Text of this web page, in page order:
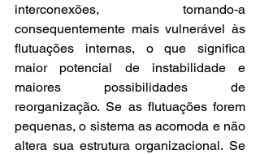
interconexões, tornando-a
consequentemente mais vulnerável às
flutuações internas, o que significa
maior potencial de instabilidade e
maiores possibilidades de
reorganização. Se as flutuações forem
pequenas, o sistema as acomoda e não
altera sua estrutura organizacional. Se